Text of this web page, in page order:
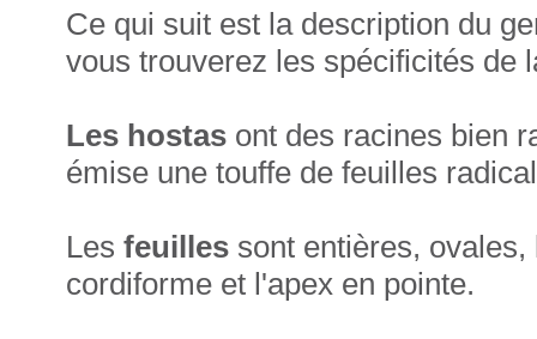
Ce qui suit est la description du
vous trouverez les spécificités de
Les hostas ont des racines bien
émise une touffe de feuilles
Les feuilles sont entières,
cordiforme et l'apex en pointe.